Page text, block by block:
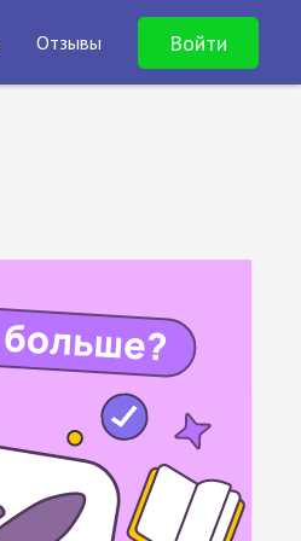
Отзывы Войти